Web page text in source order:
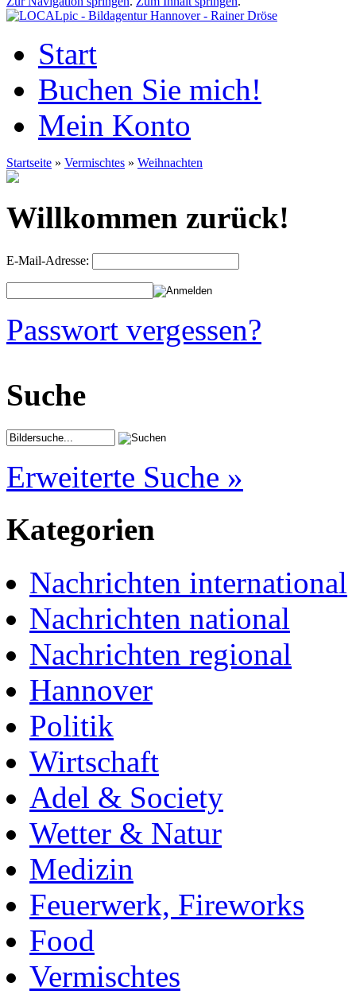
Start
Buchen Sie mich!
Mein Konto
Startseite » Vermischtes » Weihnachten
Willkommen zurück!
E-Mail-Adresse:
Passwort vergessen?
Suche
Erweiterte Suche »
Kategorien
Nachrichten international
Nachrichten national
Nachrichten regional
Hannover
Politik
Wirtschaft
Adel & Society
Wetter & Natur
Medizin
Feuerwerk, Fireworks
Food
Vermischtes